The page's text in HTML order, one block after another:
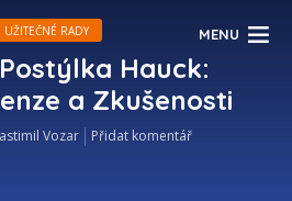
MENU
UŽITEČNÉ RADY
Hauck:
a Zkušenosti
Vozar Přidat komentář